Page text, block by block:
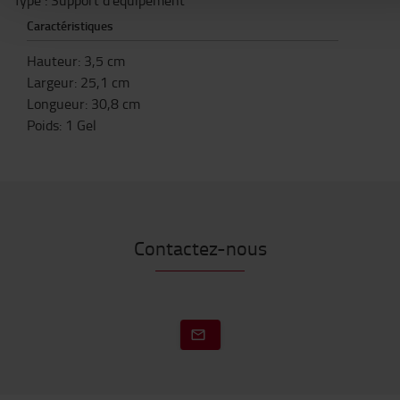
Caractéristiques
Hauteur: 3,5 cm
Largeur: 25,1 cm
Longueur: 30,8 cm
Poids: 1 Gel
Contactez-nous